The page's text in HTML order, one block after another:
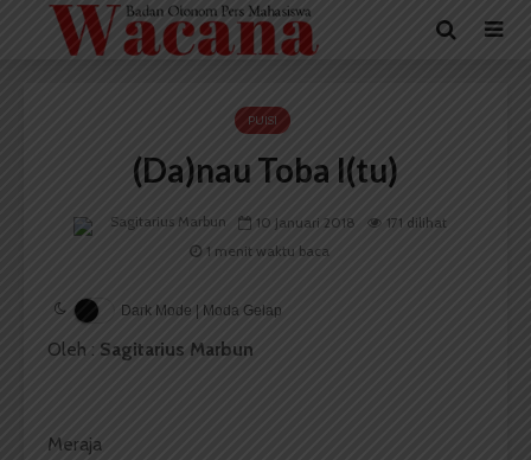
PUISI
(Da)nau Toba I(tu)
Sagitarius Marbun 10 Januari 2018
171 dilihat
1 menit waktu baca
Dark Mode | Moda Gelap
Oleh : Sagitarius Marbun
Meraja